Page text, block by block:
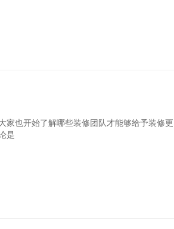
家也开始了解哪些装修团队才能够给予装修更
是